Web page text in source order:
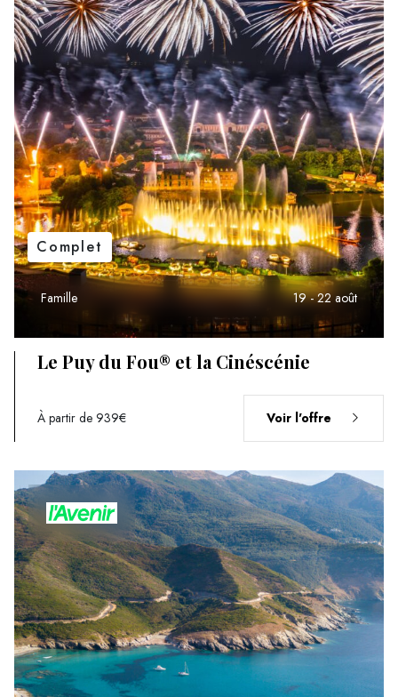
Complet
Famille 19 - 22 août
Le Puy du Fou® et la Cinéscénie
À partir de 939€ Voir l'offre